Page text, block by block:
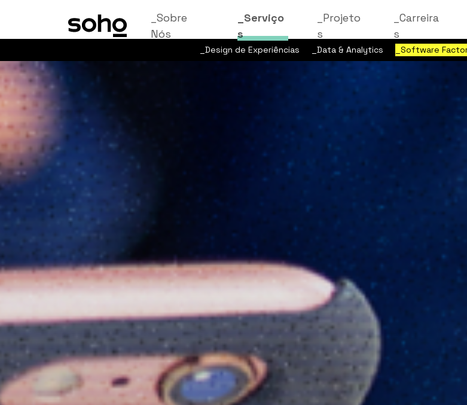
_Sobre
Nós
_Serviço
s
_Projeto
s
_Carreira
s
_Design de Experiências _Data & Analytics _Software